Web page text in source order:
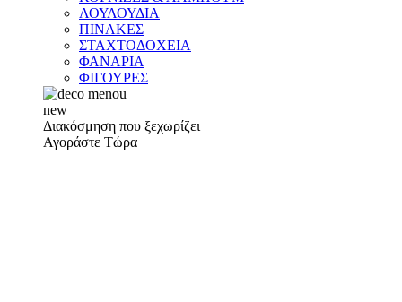
ΛΟΥΛΟΥΔΙΑ
ΠΙΝΑΚΕΣ
ΣΤΑΧΤΟΔΟΧΕΙΑ
ΦΑΝΑΡΙΑ
ΦΙΓΟΥΡΕΣ
new
Διακόσμηση που ξεχωρίζει
Αγοράστε Τώρα